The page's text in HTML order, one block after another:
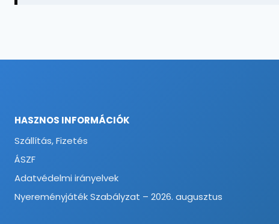
HASZNOS INFORMÁCIÓK
Szállítás, Fizetés
ÁSZF
Adatvédelmi irányelvek
Nyereményjáték Szabályzat – 2026. augusztus